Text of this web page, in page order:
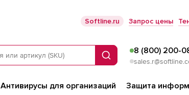
Softline.ru Запрос цены
Поиск
8 (800) 200-
Антивирусы для организаций
Защита